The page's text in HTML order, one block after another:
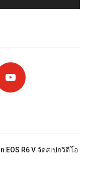
EOS R6 V จัดสเปกวิดีโอ